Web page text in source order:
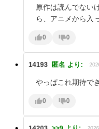
原作は読んでない
ら、アニメから入
0 0
14193 匿名 より:
やっぱこれ期待で
0 0